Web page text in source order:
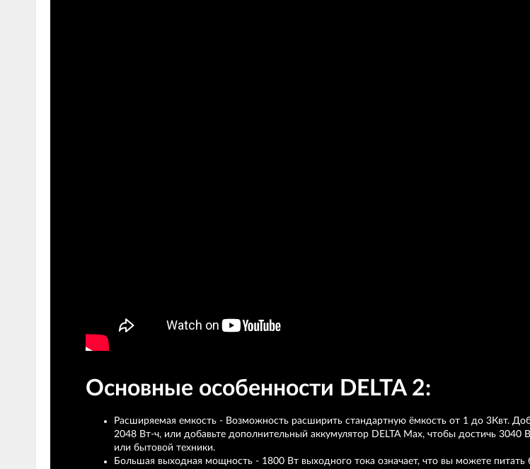
Основные особенности DELTA 2:
Расширяемая емкость - Возможность расширить стандартную ёмкость от 1 до 3Квт.
2048 Вт-ч, или добавьте дополнительный аккумулятор DELTA Max, чтобы достичь
или бытовой техники.
Большая выходная мощность - 1800 Вт выходного тока означает, что вы можете